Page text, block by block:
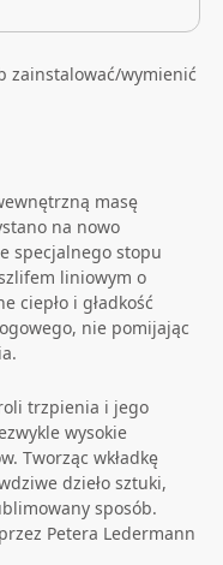
zainstalować/wymienić
masę
na nowo
specjalnego stopu
liniowym o
ciepło i gładkość
nie pomijając
trzpienia i jego
wysokie
Tworząc wkładkę
dzieło sztuki,
sposób.
Petera Ledermann